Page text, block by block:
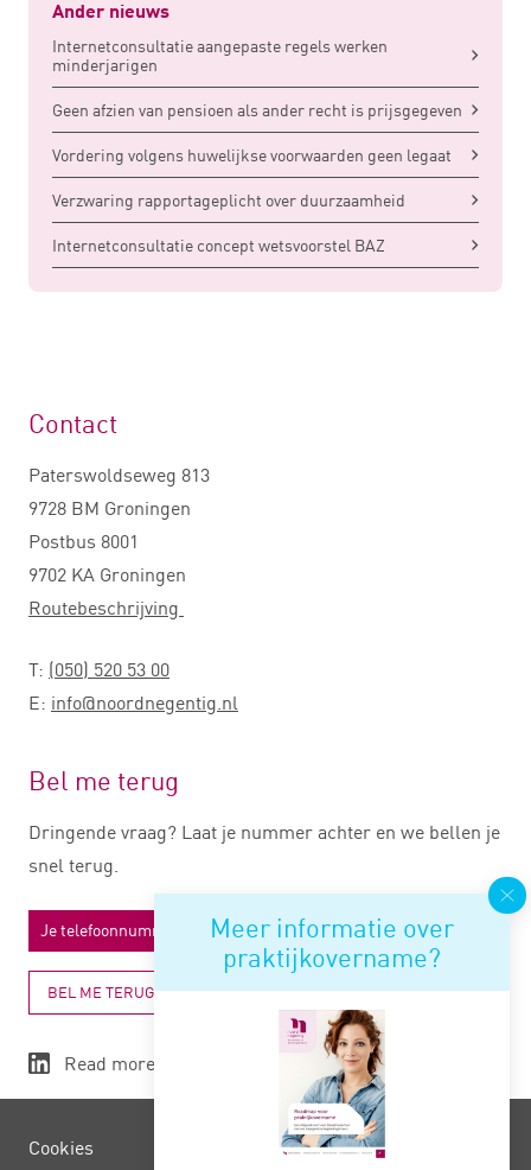
Ander nieuws
Internetconsultatie aangepaste regels werken
minderjarigen
Geen afzien van pensioen als ander recht is prijsgegeven
Vordering volgens huwelijkse voorwaarden geen legaat
Verzwaring rapportageplicht over duurzaamheid
Internetconsultatie concept wetsvoorstel BAZ
Meer informatie over
praktijkovername?
Contact
Paterswoldseweg 813
9728 BM Groningen
Postbus 8001
9702 KA Groningen
Routebeschrijving
T: (050) 520 53 00
E: info@noordnegentig.nl
Bel me terug
Dringende vraag? Laat je nummer achter en we bellen je
snel terug.
BEL ME TERUG
Read more
Cookies